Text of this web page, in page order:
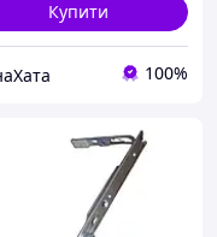
Купити
100%